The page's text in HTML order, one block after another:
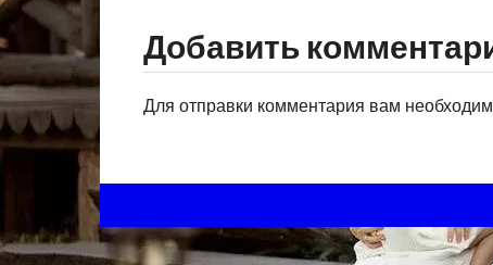
Добавить
Для отправки комментария вам